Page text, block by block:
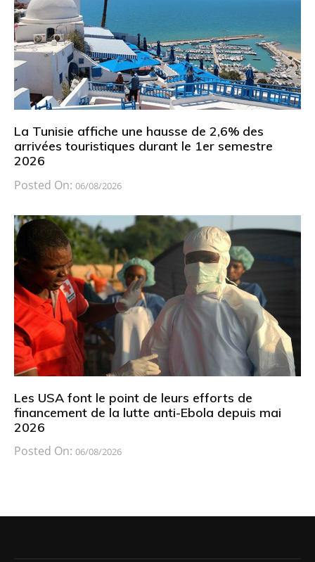
La Tunisie affiche une hausse de 2,6% des
arrivées touristiques durant le 1er semestre
2026
Posted On: 06/08/2026
Les USA font le point de leurs efforts de
financement de la lutte anti-Ebola depuis mai
2026
Posted On: 06/08/2026